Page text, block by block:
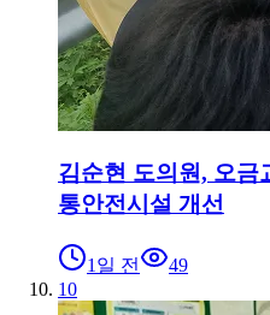
김순현 도의원, 오금
통안전시설 개선
1일 전
49
10